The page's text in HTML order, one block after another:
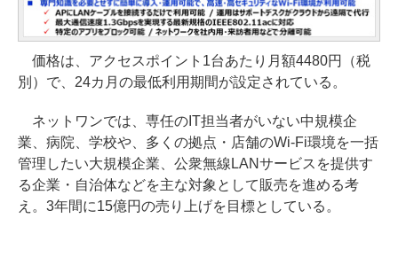
価格は、アクセスポイント1台あたり月額4480円（税
別）で、24カ月の最低利用期間が設定されている。
ネットワンでは、専任のIT担当者がいない中規模企
業、病院、学校や、多くの拠点・店舗のWi-Fi環境を一括
管理したい大規模企業、公衆無線LANサービスを提供す
る企業・自治体などを主な対象として販売を進める考
え。3年間に15億円の売り上げを目標としている。